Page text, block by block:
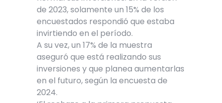
de 2023, solamente un 15% de los
encuestados respondió que estaba
invirtiendo en el período.
A su vez, un 17% de la muestra
aseguró que está realizando sus
inversiones y que planea aumentarlas
en el futuro, según la encuesta de
2024.